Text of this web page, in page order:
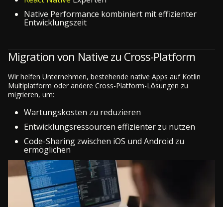
Native Performance kombiniert mit effizienter
Entwicklungszeit
Migration von Native zu Cross-Platform
Wir helfen Unternehmen, bestehende native Apps auf Kotlin
Multiplatform oder andere Cross-Platform-Lösungen zu
migrieren, um:
Wartungskosten zu reduzieren
Entwicklungsressourcen effizienter zu nutzen
Code-Sharing zwischen iOS und Android zu
ermöglichen